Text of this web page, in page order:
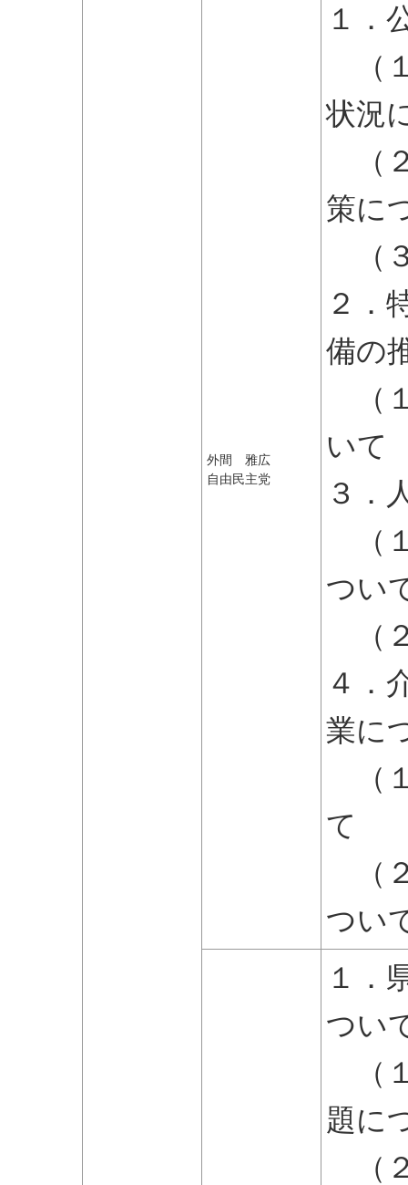
外間 雅広
自由民主党
１．
（
状況
（
策に
（
２．
備の
（
いて
３．
（
つい
（
４．
業に
（
て
（
つい
１．
つ
（
題に
（